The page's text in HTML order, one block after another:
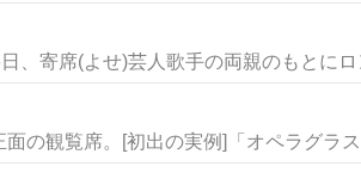
、寄席(よせ)芸人歌手の両親のもとに
の観覧席。[初出の実例]「オペラグラ